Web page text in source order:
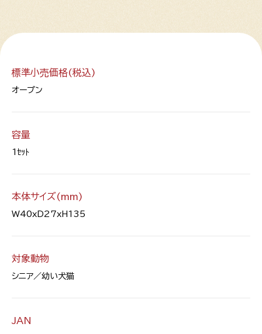
標準小売価格(税込)
オープン
容量
1ｾｯﾄ
本体サイズ(mm)
W40xD27xH135
対象動物
シニア／幼い犬猫
JAN